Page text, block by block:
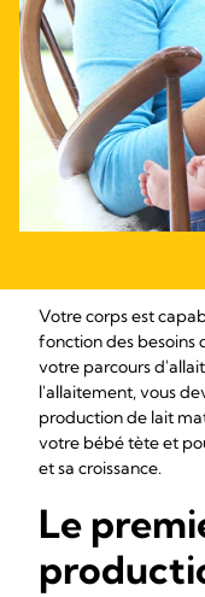
Votre corps est
fonction des besoins
votre parcours
l'allaitement, vous
production de lait
votre bébé tète et
et sa croissance.
Le